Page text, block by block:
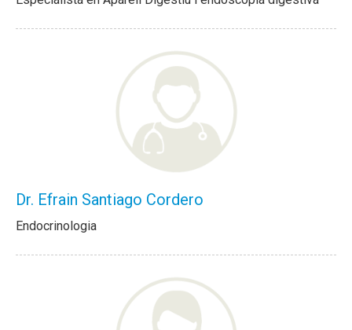
Dr. Efrain Santiago Cordero
Endocrinologia